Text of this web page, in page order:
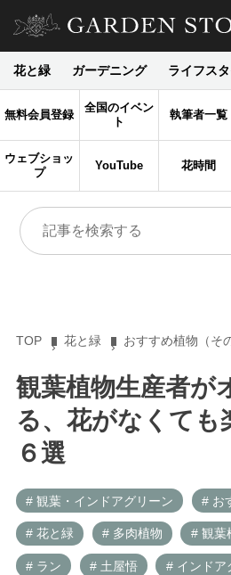
花と緑 ガーデニング ライフス
無料会員登録
全国のイベン
ト
執筆者一覧
ウェブショッ
プ
YouTube 花時間
TOP 花と緑 おすすめ植物（そ
観葉植物生産者が
る、花がなくても
６選
# 観葉・インドアグリーン # お
# 花と緑 # 多肉植物 # 観葉
# ラン # 土屋悟 # インドア